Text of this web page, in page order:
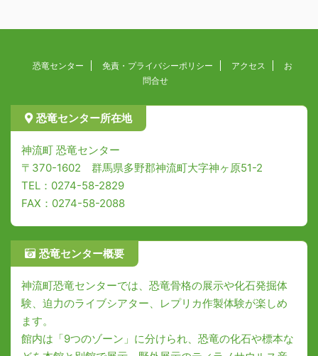
恐竜センター 免責・プライバシーポリシー アクセス
お
問合せ
恐竜センター所在地
神流町 恐竜センター
〒370-1602 群馬県多野郡神流町大字神ヶ原51-2
TEL：0274-58-2829
FAX：0274-58-2088
恐竜センター概要
神流町恐竜センターでは、恐竜骨格の展示や化石発掘体
験、迫力のライブシアター、レプリカ作製体験が楽しめ
ます。
館内は「9つのゾーン」に分けられ、恐竜の化石や標本な